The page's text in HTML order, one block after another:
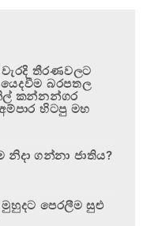
තීරණවලට
බරපතල
කන්නන්ගර
හිටපු මහ
ගන්නා ජාතිය?
පෙරලීම සුළු